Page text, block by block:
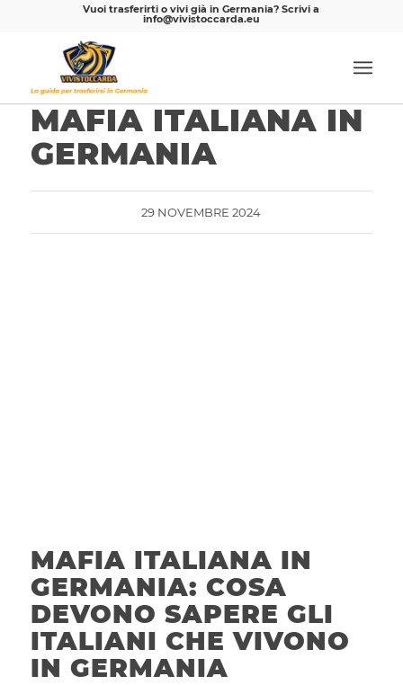
Vuoi trasferirti o vivi già in Germania? Scrivi a
info@vivistoccarda.eu
MAFIA ITALIANA IN
GERMANIA
29 NOVEMBRE 2024
MAFIA ITALIANA IN
GERMANIA: COSA
DEVONO SAPERE GLI
ITALIANI CHE VIVONO
IN GERMANIA